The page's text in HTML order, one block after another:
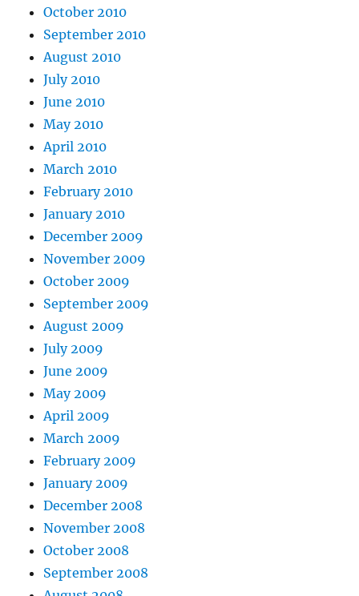
October 2010
September 2010
August 2010
July 2010
June 2010
May 2010
April 2010
March 2010
February 2010
January 2010
December 2009
November 2009
October 2009
September 2009
August 2009
July 2009
June 2009
May 2009
April 2009
March 2009
February 2009
January 2009
December 2008
November 2008
October 2008
September 2008